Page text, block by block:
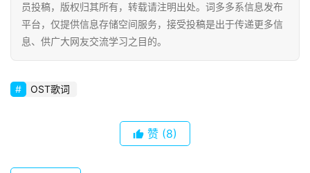
首
页
词
好
典
员投稿，版权归其所有，转载请注明出处。词多多系信息发布
平台，仅提供信息存储空间服务，接受投稿是出于传递更多信
息、供广大网友交流学习之目的。
OST歌词
赞 (8)